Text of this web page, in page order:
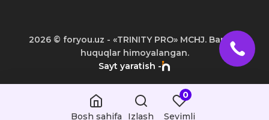
2026© foryou.uz - «TRINITY PRO» MCHJ. Barcha
huquqlar himoyalangan.
Sayt yaratish -
Bosh sahifa Izlash
0
Sevimli